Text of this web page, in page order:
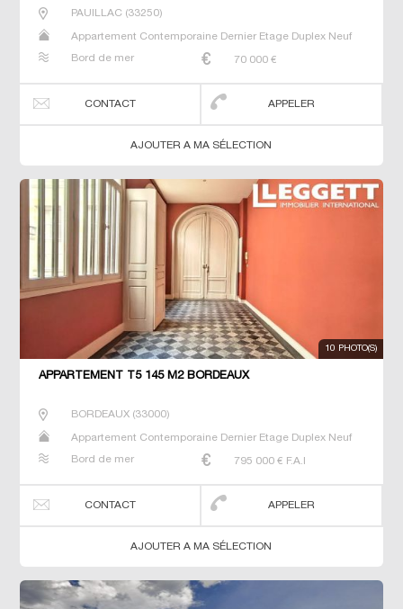
PAUILLAC(33250)
Appartement Contemporaine Dernier Etage Duplex Neuf
Bord de mer
70 000 €
CONTACT APPELER
AJOUTER A MA SÉLECTION
10 PHOTO(S)
APPARTEMENT T5 145 M2 BORDEAUX
BORDEAUX(33000)
Appartement Contemporaine Dernier Etage Duplex Neuf
Bord de mer
795 000 € F.A.I
CONTACT APPELER
AJOUTER A MA SÉLECTION